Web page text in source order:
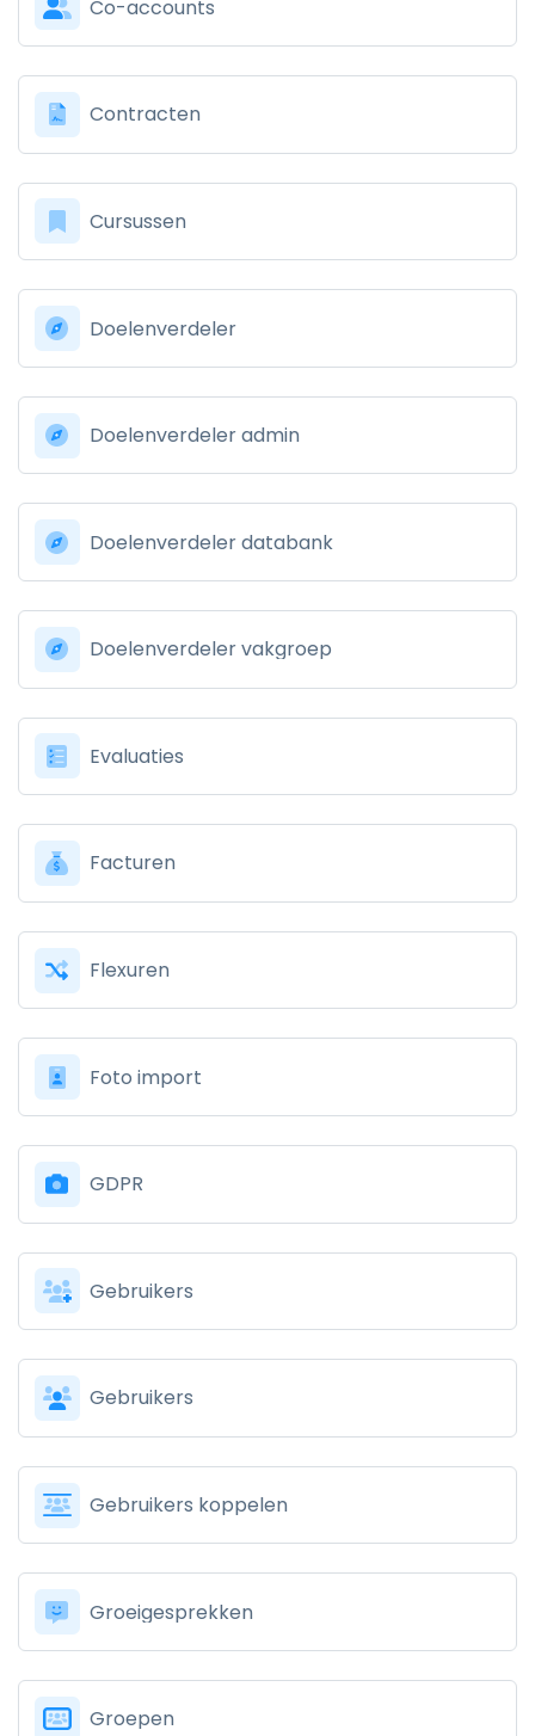
Co-accounts
Contracten
Cursussen
Doelenverdeler
Doelenverdeler admin
Doelenverdeler databank
Doelenverdeler vakgroep
Evaluaties
Facturen
Flexuren
Foto import
GDPR
Gebruikers
Gebruikers
Gebruikers koppelen
Groeigesprekken
Groepen